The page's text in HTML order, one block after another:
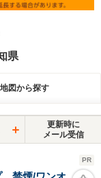
県
地図から探す
更新時に
メール受信
PR